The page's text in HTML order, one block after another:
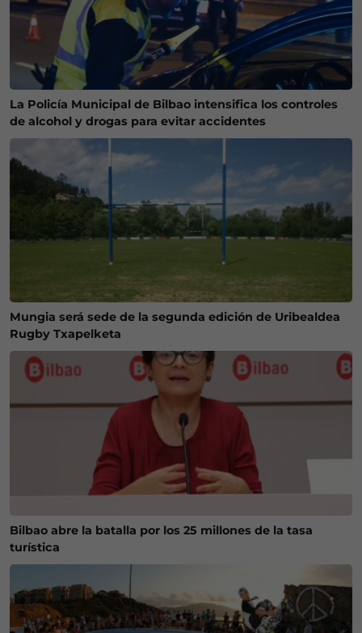
La Policía Municipal de Bilbao intensifica los controles
de alcohol y drogas para evitar accidentes
Mungia será sede de la segunda edición de Uribealdea
Rugby Txapelketa
Bilbao abre la batalla por los 25 millones de la tasa
turística